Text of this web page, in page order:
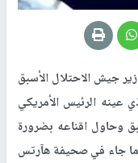
جيش الاحتلال الأسبق
عينه الرئيس الأمريكي
وحاول اقناعه بضرورة
ما جاء في صحيفة هآرتس